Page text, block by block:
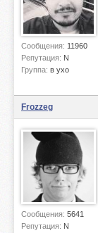
Сообщения: 11960
Репутация: N
Группа: в ухо
Frozzeg
Сообщения: 5641
Репутация: N